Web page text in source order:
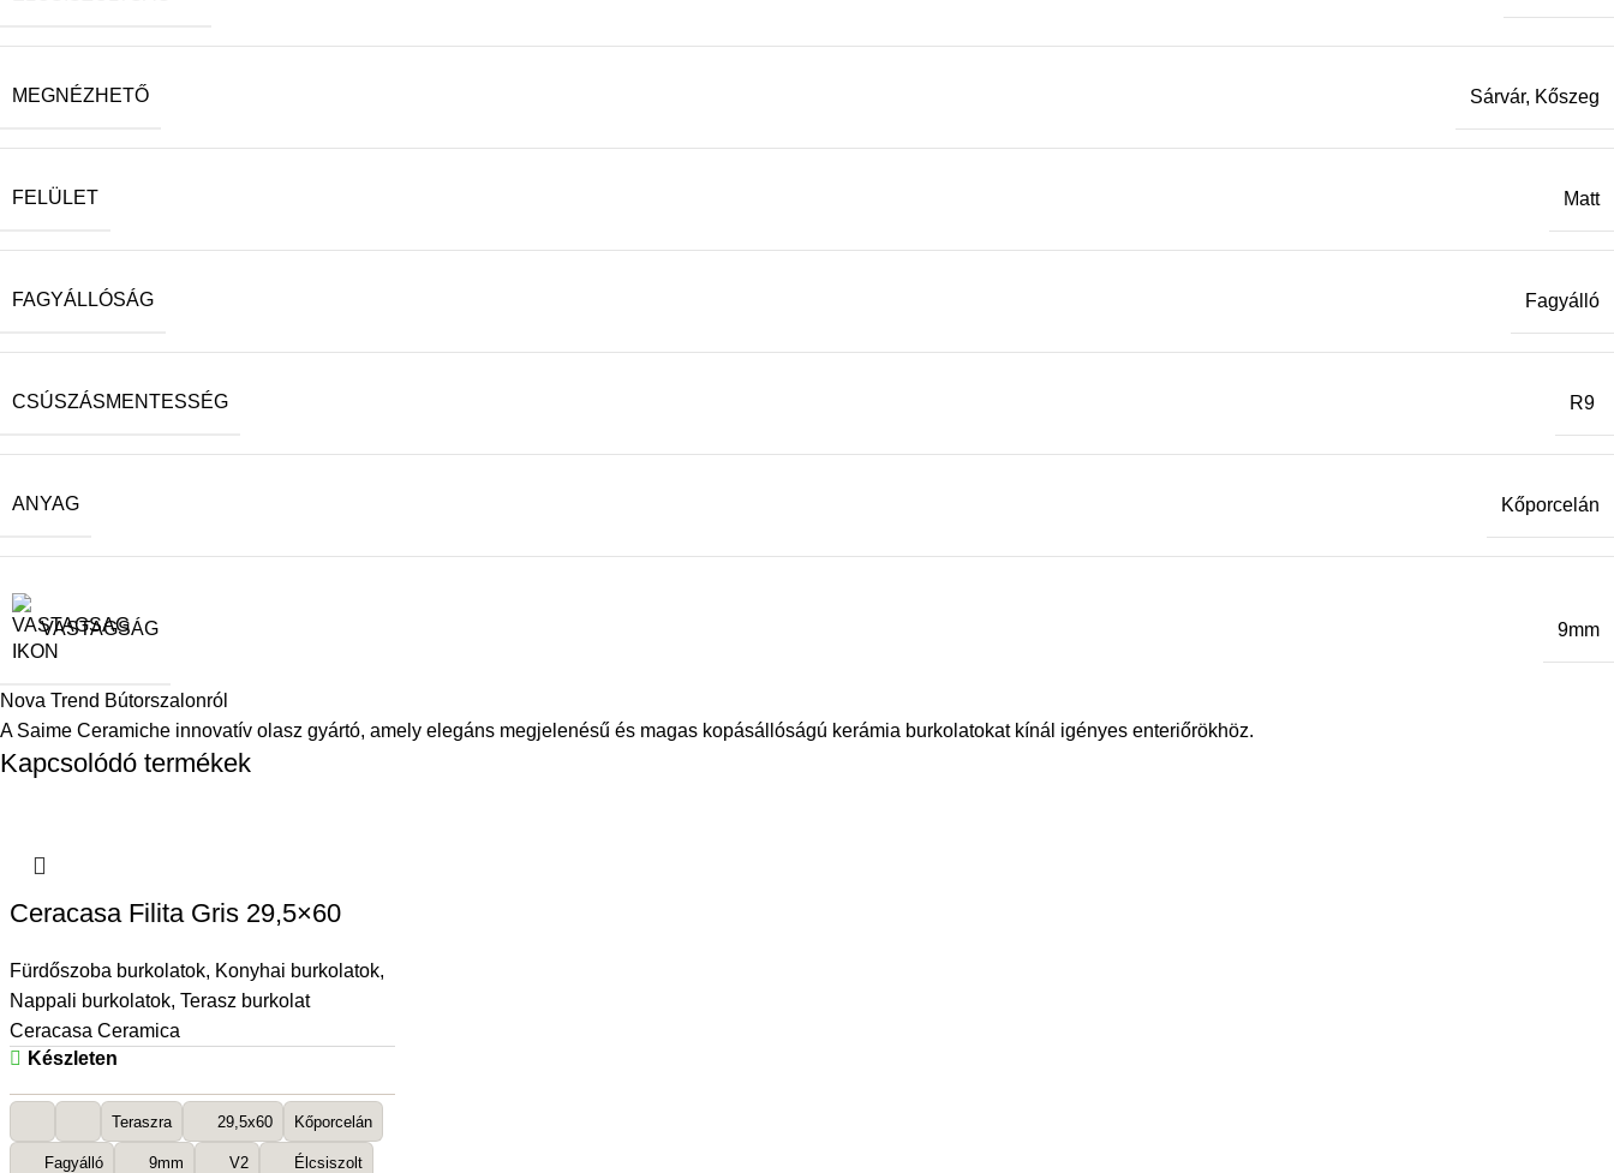
MEGNÉZHETŐ Sárvár, Kőszeg
FELÜLET Matt
FAGYÁLLÓSÁG Fagyálló
CSÚSZÁSMENTESSÉG R9
ANYAG Kőporcelán
VASTAGSÁG 9mm
Nova Trend Bútorszalonról
A Saime Ceramiche innovatív olasz gyártó, amely elegáns megjelenésű és magas kopásállóságú kerámia burkolatokat kínál igényes enteriőrökhöz.
Kapcsolódó termékek
Ceracasa Filita Gris 29,5×60
Fürdőszoba burkolatok, Konyhai burkolatok,
Nappali burkolatok, Terasz burkolat
Ceracasa Ceramica
Készleten
Teraszra 29,5x60 Kőporcelán
Fagyálló 9mm V2 Élcsiszolt